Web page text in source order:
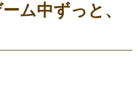
ム中ずっと、